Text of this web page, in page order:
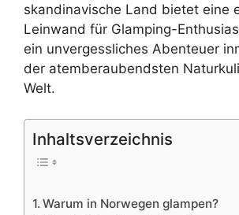
skandinavische Land bietet eine
Leinwand für Glamping-
ein unvergessliches Abenteuer
der atemberaubendsten
Welt.
Inhaltsverzeichnis
Warum in Norwegen glampen?